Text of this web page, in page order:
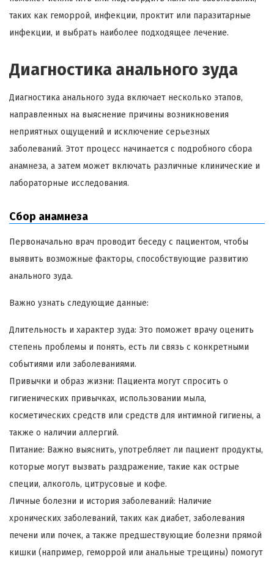
таких как геморрой, инфекции, проктит или паразитарные
инфекции, и выбрать наиболее подходящее лечение.
Диагностика анального зуда
Диагностика анального зуда включает несколько этапов,
направленных на выяснение причины возникновения
неприятных ощущений и исключение серьезных
заболеваний. Этот процесс начинается с подробного сбора
анамнеза, а затем может включать различные клинические и
лабораторные исследования.
Сбор анамнеза
Первоначально врач проводит беседу с пациентом, чтобы
выявить возможные факторы, способствующие развитию
анального зуда.
Важно узнать следующие данные:
Длительность и характер зуда: Это поможет врачу оценить
степень проблемы и понять, есть ли связь с конкретными
событиями или заболеваниями.
Привычки и образ жизни: Пациента могут спросить о
гигиенических привычках, использовании мыла,
косметических средств или средств для интимной гигиены, а
также о наличии аллергий.
Питание: Важно выяснить, употребляет ли пациент продукты,
которые могут вызвать раздражение, такие как острые
специи, алкоголь, цитрусовые и кофе.
Личные болезни и история заболеваний: Наличие
хронических заболеваний, таких как диабет, заболевания
печени или почек, а также предшествующие болезни прямой
кишки (например, геморрой или анальные трещины) помогут